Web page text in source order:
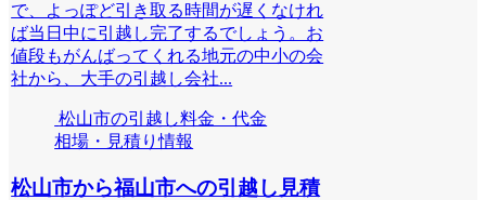
で、よっぽど引き取る時間が遅くなけれ
ば当日中に引越し完了するでしょう。お
値段もがんばってくれる地元の中小の会
社から、大手の引越し会社...
松山市の引越し料金・代金
相場・見積り情報
松山市から福山市への引越し見積